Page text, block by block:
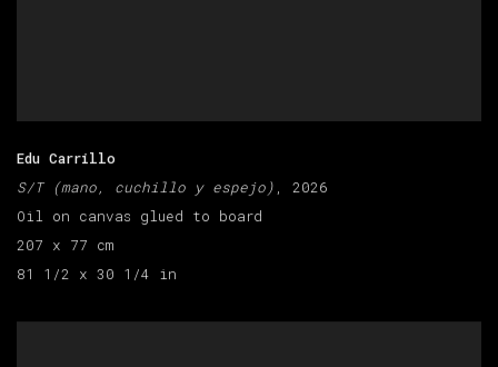
Edu Carrillo
S/T (mano, cuchillo y espejo) , 2026
Oil on canvas glued to board
207 x 77 cm
81 1/2 x 30 1/4 in